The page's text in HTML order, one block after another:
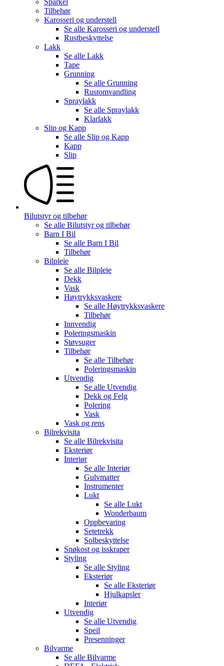
Tilbehør
Karosseri og understell
Se alle Karosseri og understell
Rustbeskyttelse
Lakk
Se alle Lakk
Tape
Grunning
Se alle Grunning
Rustomvandling
Spraylakk
Se alle Spraylakk
Klarlakk
Slip og Kapp
Se alle Slip og Kapp
Kapp
Slip
Bilutstyr og tilbehør
Se alle Bilutstyr og tilbehør
Barn I Bil
Se alle Barn I Bil
Tilbehør
Bilpleie
Se alle Bilpleie
Dekk
Vask
Høytrykksvaskere
Se alle Høytrykksvaskere
Tilbehør
Innvendig
Poleringsmaskin
Støvsuger
Tilbehør
Se alle Tilbehør
Poleringsmaskin
Utvendig
Se alle Utvendig
Dekk og Felg
Polering
Vask
Vask og rens
Bilrekvisita
Se alle Bilrekvisita
Eksteriør
Interiør
Se alle Interiør
Gulvmatter
Instrumenter
Lukt
Se alle Lukt
Wonderbaum
Oppbevaring
Setetrekk
Solbeskyttelse
Snøkost og isskraper
Styling
Se alle Styling
Eksteriør
Se alle Eksteriør
Hjulkapsler
Interiør
Utvendig
Se alle Utvendig
Speil
Presenninger
Bilvarme
Se alle Bilvarme